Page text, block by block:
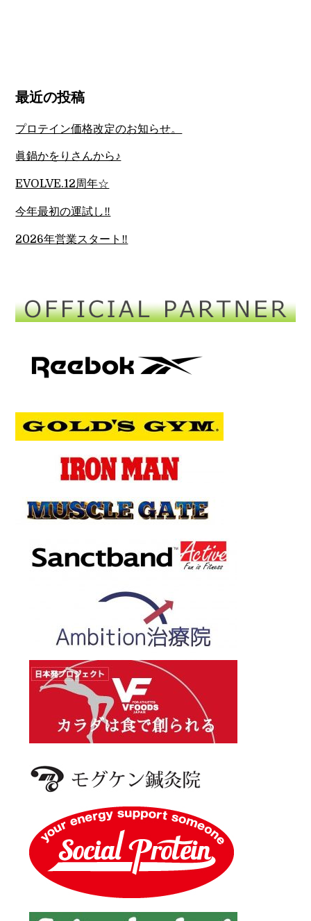
最近の投稿
プロテイン価格改定のお知らせ。
眞鍋かをりさんから♪
EVOLVE.12周年☆
今年最初の運試し‼︎
2026年営業スタート‼︎